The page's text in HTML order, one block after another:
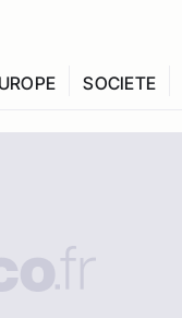
SOCIETE